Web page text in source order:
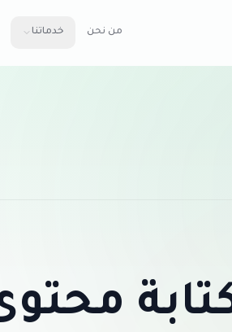
من نحن خدماتنا